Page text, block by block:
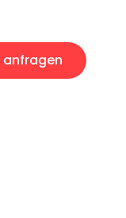
anfragen